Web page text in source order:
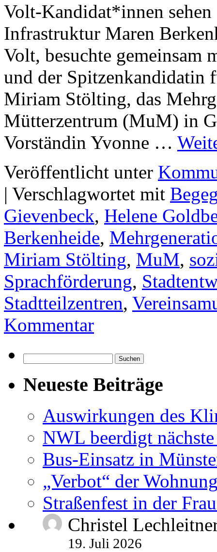
Volt-Kandidat*innen
Infrastruktur Maren
Volt, besuchte gemeinsam
und der Spitzenkandidatin
Miriam Stölting, das
Mütterzentrum (MuM) in
Vorständin Yvonne …
Veröffentlicht unter
| Verschlagwortet mit
Gievenbeck, Helene
Berkenheide,
Miriam Stölting, MuM,
Sprachförderung,
Stadtteilzentren,
Kommentar
nach:
Neueste Beiträge
Auswirkungen des
NWL beerdigt
Bus-Einsatz in
„Verbot“ der
Straßenfest in der
Christel
19. Juli 2026